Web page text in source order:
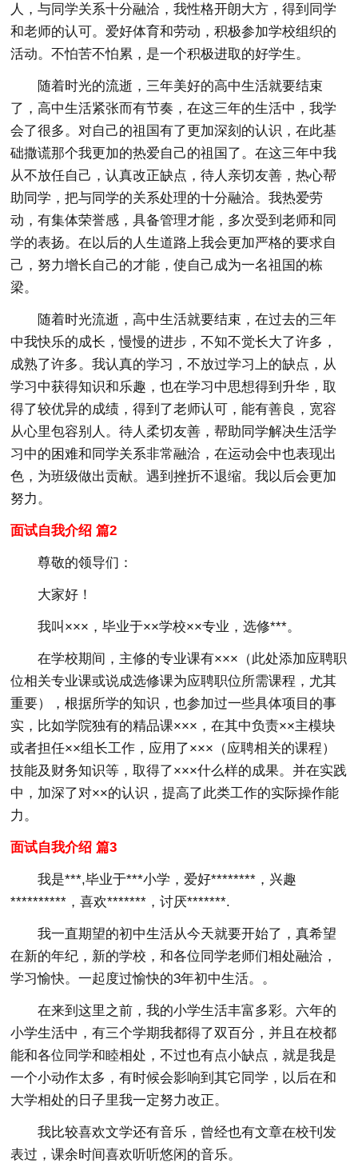
人，与同学关系十分融洽，我性格开朗大方，得到同学
和老师的认可。爱好体育和劳动，积极参加学校组织的
活动。不怕苦不怕累，是一个积极进取的好学生。
随着时光的流逝，三年美好的高中生活就要结束
了，高中生活紧张而有节奏，在这三年的生活中，我学
会了很多。对自己的祖国有了更加深刻的认识，在此基
础撒谎那个我更加的热爱自己的祖国了。在这三年中我
从不放任自己，认真改正缺点，待人亲切友善，热心帮
助同学，把与同学的关系处理的十分融洽。我热爱劳
动，有集体荣誉感，具备管理才能，多次受到老师和同
学的表扬。在以后的人生道路上我会更加严格的要求自
己，努力增长自己的才能，使自己成为一名祖国的栋
梁。
随着时光流逝，高中生活就要结束，在过去的三年
中我快乐的成长，慢慢的进步，不知不觉长大了许多，
成熟了许多。我认真的学习，不放过学习上的缺点，从
学习中获得知识和乐趣，也在学习中思想得到升华，取
得了较优异的成绩，得到了老师认可，能有善良，宽容
从心里包容别人。待人柔切友善，帮助同学解决生活学
习中的困难和同学关系非常融洽，在运动会中也表现出
色，为班级做出贡献。遇到挫折不退缩。我以后会更加
努力。
面试自我介绍 篇2
尊敬的领导们：
大家好！
我叫×××，毕业于××学校××专业，选修***。
在学校期间，主修的专业课有×××（此处添加应聘职
位相关专业课或说成选修课为应聘职位所需课程，尤其
重要），根据所学的知识，也参加过一些具体项目的事
实，比如学院独有的精品课×××，在其中负责××主模块
或者担任××组长工作，应用了×××（应聘相关的课程）
技能及财务知识等，取得了×××什么样的成果。并在实践
中，加深了对××的认识，提高了此类工作的实际操作能
力。
面试自我介绍 篇3
我是***,毕业于***小学，爱好********，兴趣
**********，喜欢*******，讨厌*******.
我一直期望的初中生活从今天就要开始了，真希望
在新的年纪，新的学校，和各位同学老师们相处融洽，
学习愉快。一起度过愉快的3年初中生活。。
在来到这里之前，我的小学生活丰富多彩。六年的
小学生活中，有三个学期我都得了双百分，并且在校都
能和各位同学和睦相处，不过也有点小缺点，就是我是
一个小动作太多，有时候会影响到其它同学，以后在和
大学相处的日子里我一定努力改正。
我比较喜欢文学还有音乐，曾经也有文章在校刊发
表过，课余时间喜欢听听悠闲的音乐。